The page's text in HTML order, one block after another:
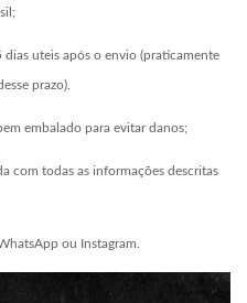
uteis após o envio (praticamente
prazo).
embalado para evitar danos;
com todas as informações descritas
ou Instagram.